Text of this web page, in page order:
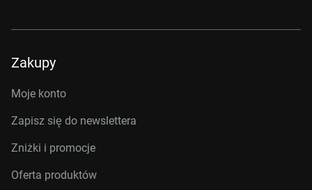
Zakupy
Moje konto
Zapisz się do newslettera
Zniżki i promocje
Oferta produktów